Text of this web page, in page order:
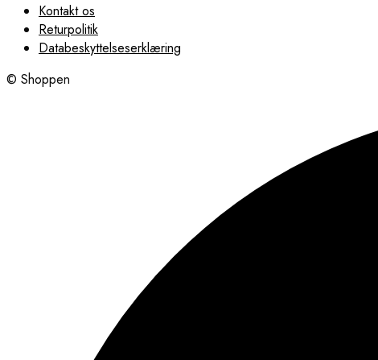
Kontakt os
Returpolitik
Databeskyttelseserklæring
© Shoppen